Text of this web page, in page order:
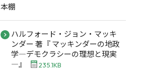
本棚
ハルフォード・ジョン・マッキ
ンダー 著『 マッキンダーの地政
学―デモクラシーの理想と現実
―』
235.1KB